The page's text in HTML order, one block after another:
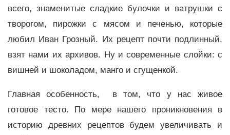
всего, знаменитые сладкие булочки и ватрушки с
творогом, пирожки с мясом и печенью, которые
любил Иван Грозный. Их рецепт почти подлинный,
взят нами их архивов. Ну и современные слойки: с
вишней и шоколадом, манго и сгущенкой.
Главная особенность, в том, что у нас живое
готовое тесто. По мере нашего проникновения в
историю древних рецептов будем увеличивать и